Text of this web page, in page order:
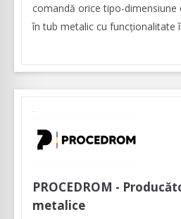
comandă orice tipo-dimensiune
în tub metalic cu funcționalitate
PROCEDROM -
metalice